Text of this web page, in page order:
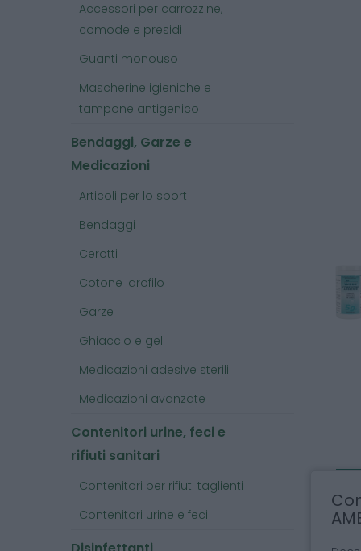
Accessori per carrozzine,
comode e presidi
Guanti monouso
Mascherine igieniche e
tampone antigenico
Bendaggi, Garze e
Medicazioni
Articoli per lo sport
Bendaggi
Cerotti
Cotone idrofilo
Garze
Ghiaccio e gel
Medicazioni adesive sterili
Medicazioni avanzate
Contenitori urine, feci e
rifiuti sanitari
Contenitori per rifiuti taglienti
Contenitori urine e feci